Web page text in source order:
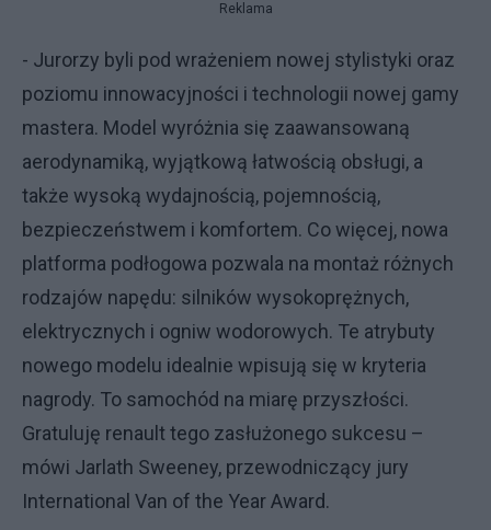
Reklama
- Jurorzy byli pod wrażeniem nowej stylistyki oraz
poziomu innowacyjności i technologii nowej gamy
mastera. Model wyróżnia się zaawansowaną
aerodynamiką, wyjątkową łatwością obsługi, a
także wysoką wydajnością, pojemnością,
bezpieczeństwem i komfortem. Co więcej, nowa
platforma podłogowa pozwala na montaż różnych
rodzajów napędu: silników wysokoprężnych,
elektrycznych i ogniw wodorowych. Te atrybuty
nowego modelu idealnie wpisują się w kryteria
nagrody. To samochód na miarę przyszłości.
Gratuluję renault tego zasłużonego sukcesu –
mówi Jarlath Sweeney, przewodniczący jury
International Van of the Year Award.